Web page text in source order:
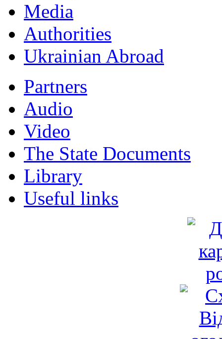
Мedia
Authorities
Ukrainian Abroad
Partners
Audio
Video
The State Documents
Library
Useful links